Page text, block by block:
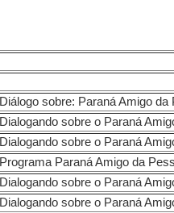
Diálogo
Dialogando sobre o Paraná
Dialogando sobre o Paraná
Programa Paraná Amigo da
Dialogando sobre o Paraná
Dialogando sobre o Paraná